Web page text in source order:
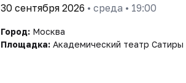
30 сентября 2026 • среда • 19:00
Город: Москва
Площадка: Академический театр Сатиры